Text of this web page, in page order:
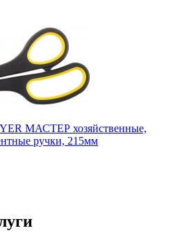
МАСТЕР хозяйственные,
ручки, 215мм